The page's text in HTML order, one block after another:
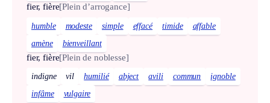
fier, fière[Plein d’arrogance]
humble modeste simple effacé timide
affable
amène
bienveillant
fier, fière[Plein de noblesse]
indigne vil humilié abject avili commun
ignoble
infâme
vulgaire